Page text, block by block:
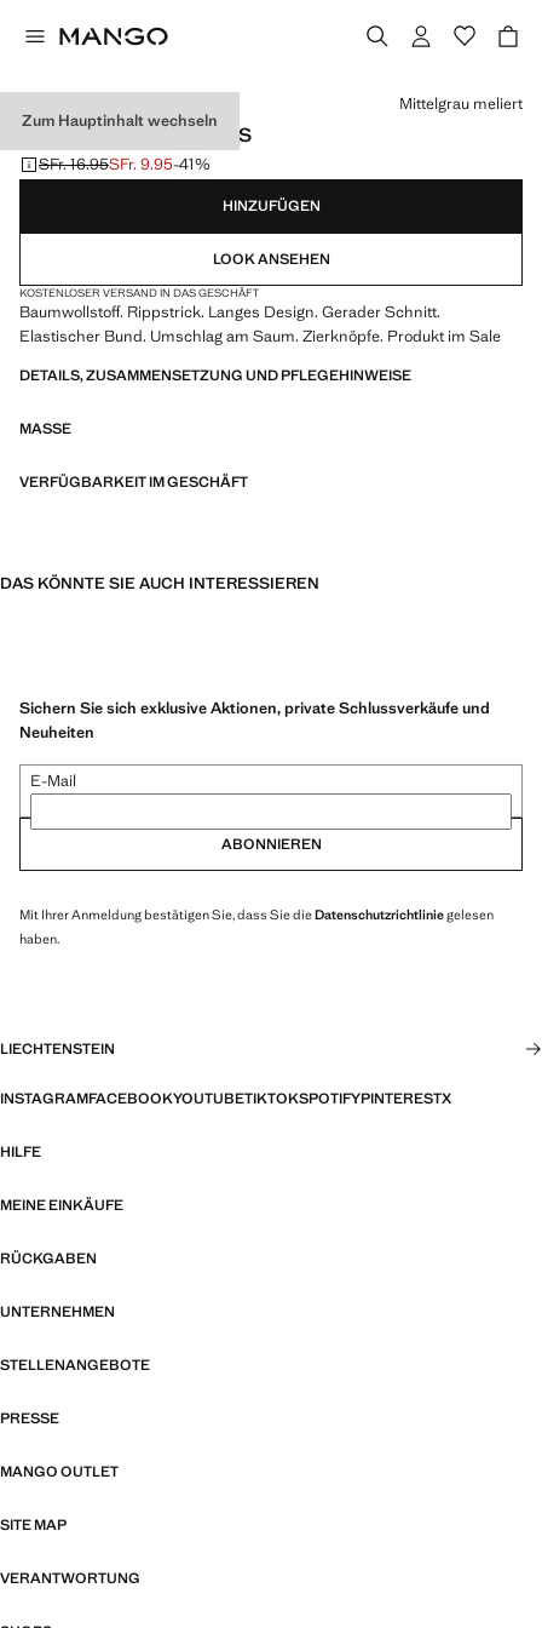
Zum Hauptinhalt wechseln
RIPPSTRICK-LEGGINGS
Ausgangspreis durchgestrichen [SFr. 16.95 ]
SFr. 16.95
Aktueller Preis [SFr. 9.95 ]
SFr. 9.95-41%
Wählen Sie eine Farbe
Mittelgrau meliert
HINZUFÜGEN
LOOK ANSEHEN
KOSTENLOSER VERSAND IN DAS GESCHÄFT
Baumwollstoff. Rippstrick. Langes Design. Gerader Schnitt.
Elastischer Bund. Umschlag am Saum. Zierknöpfe. Produkt im Sale
DETAILS, ZUSAMMENSETZUNG UND PFLEGEHINWEISE
MASSE
VERFÜGBARKEIT IM GESCHÄFT
DAS KÖNNTE SIE AUCH INTERESSIEREN
Sichern Sie sich exklusive Aktionen, private Schlussverkäufe und
Neuheiten
E-Mail
ABONNIEREN
Mit Ihrer Anmeldung bestätigen Sie, dass Sie dieDatenschutzrichtliniegelesen
haben.
LIECHTENSTEIN
INSTAGRAMFACEBOOKYOUTUBETIKTOKSPOTIFYPINTERESTX
HILFE
MEINE EINKÄUFE
RÜCKGABEN
UNTERNEHMEN
STELLENANGEBOTE
PRESSE
MANGO OUTLET
SITE MAP
VERANTWORTUNG